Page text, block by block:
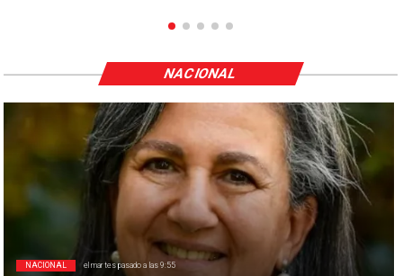
NACIONAL el martes pasado a las 9:55
NACIONAL